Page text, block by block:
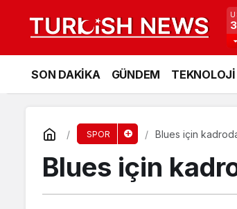
SON DAKİKA GÜNDEM TEKNOLOJİ
SPOR Blues için
Blues için